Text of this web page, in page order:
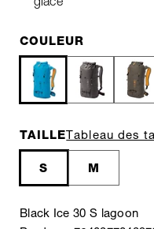
COULEUR
TAILLETableau des
S M
Black Ice 30 S lagoon